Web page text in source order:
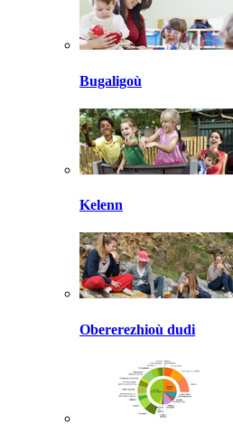
Bugaligoù
Kelenn
Obererezhioù dudi